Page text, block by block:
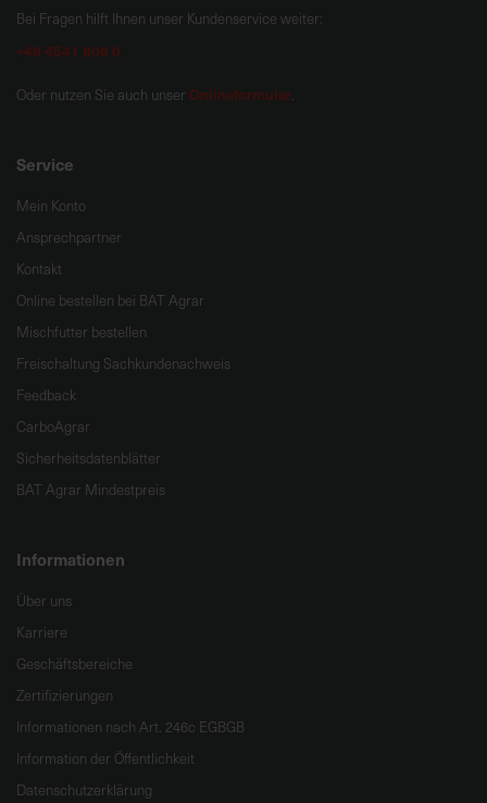
Bei Fragen hilft Ihnen unser Kundenservice weiter:
+49 4541 806 0
Oder nutzen Sie auch unser Onlineformular.
Service
Mein Konto
Ansprechpartner
Kontakt
Online bestellen bei BAT Agrar
Mischfutter bestellen
Freischaltung Sachkundenachweis
Feedback
CarboAgrar
Sicherheitsdatenblätter
BAT Agrar Mindestpreis
Informationen
Über uns
Karriere
Geschäftsbereiche
Zertifizierungen
Informationen nach Art. 246c EGBGB
Information der Öffentlichkeit
Datenschutzerklärung